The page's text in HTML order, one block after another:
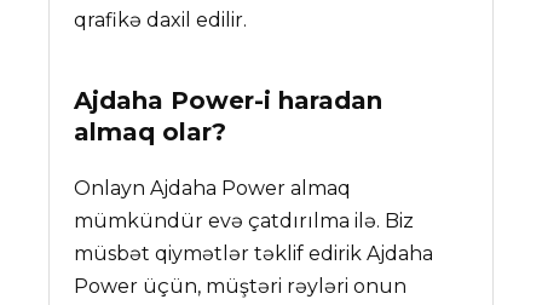
qrafikə daxil edilir.
Ajdaha Power-i haradan
almaq olar?
Onlayn Ajdaha Power almaq
mümkündür evə çatdırılma ilə. Biz
müsbət qiymətlər təklif edirik Ajdaha
Power üçün, müştəri rəyləri onun